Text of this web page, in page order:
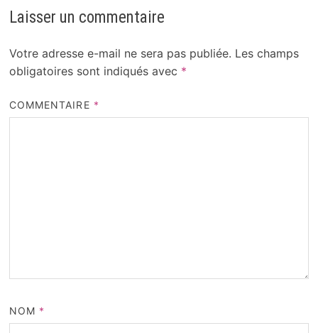
Laisser un commentaire
Votre adresse e-mail ne sera pas publiée. Les champs
obligatoires sont indiqués avec *
COMMENTAIRE *
NOM *